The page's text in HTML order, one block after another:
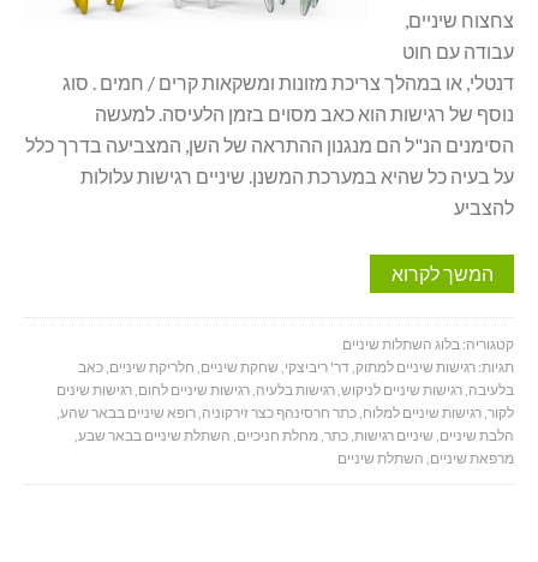
צחצוח שיניים,
עבודה עם חוט
דנטלי, או במהלך צריכת מזונות ומשקאות קרים / חמים . סוג
נוסף של רגישות הוא כאב מסוים בזמן הלעיסה. למעשה
הסימנים הנ"ל הם מנגנון ההתראה של השן, המצביעה בדרך כלל
על בעיה כל שהיא במערכת המשנן. שיניים רגישות עלולות
להצביע
המשך לקרוא
קטגוריה: בלוג השתלות שיניים
תגיות: רגישות שיניים למתוק,דר' ריביצקי, שחקת שיניים, חלריקת שיניים,כאב
בלעיבה,רגישות שיניים לניקוש,רגישות בלעיה,רגישות שיניים לחום,רגישות שינים
לקור,רגישות שיניים למלוח,כתר חרסינהף כצר זירקוניה,רופא שיניים בבאר שהע,
הלבת שיניים, שיניים רגישות,כתר,מחלת חניכיים, השתלת שיניים בבאר שבע,
מרפאת שיניים, השתלת שיניים